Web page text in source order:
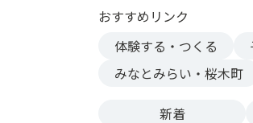
おすすめリンク
体験する・つくる
みなとみらい・桜木町
新着